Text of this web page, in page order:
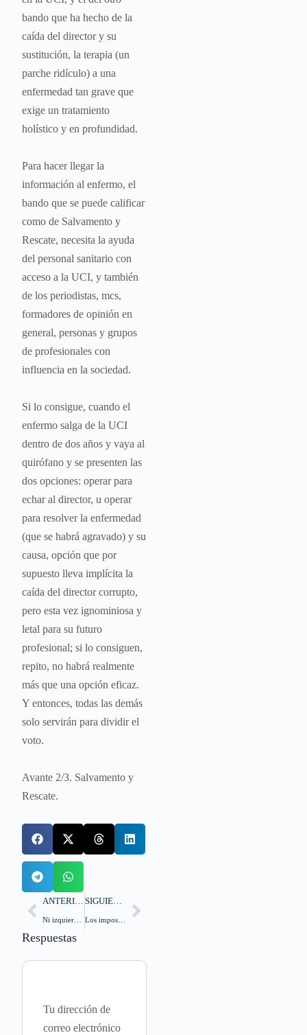
bando que ha hecho de la
caída del director y su
sustitución, la terapia (un
parche ridículo) a una
enfermedad tan grave que
exige un tratamiento
holístico y en profundidad.
Para hacer llegar la
información al enfermo, el
bando que se puede calificar
como de Salvamento y
Rescate, necesita la ayuda
del personal sanitario con
acceso a la UCI, y también
de los periodistas, mcs,
formadores de opinión en
general, personas y grupos
de profesionales con
influencia en la sociedad.
Si lo consigue, cuando el
enfermo salga de la UCI
dentro de dos años y vaya al
quirófano y se presenten las
dos opciones: operar para
echar al director, u operar
para resolver la enfermedad
(que se habrá agravado) y su
causa, opción que por
supuesto lleva implícita la
caída del director corrupto,
pero esta vez ignominiosa y
letal para su futuro
profesional; si lo consiguen,
repito, no habrá realmente
más que una opción eficaz.
Y entonces, todas las demás
solo servirán para dividir el
voto.
Avante 2/3. Salvamento y
Rescate.
ANTERIOR SIGUIENTE
Los imposibles
Respuestas
Tu dirección de
correo electrónico